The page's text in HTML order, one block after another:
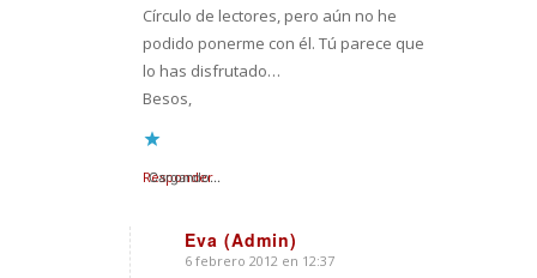
Círculo de lectores, pero aún no he
podido ponerme con él. Tú parece que
lo has disfrutado…
Besos,
Cargando...
Responder
Eva (Admin)
Dice:
6 febrero 2012 en 12:37